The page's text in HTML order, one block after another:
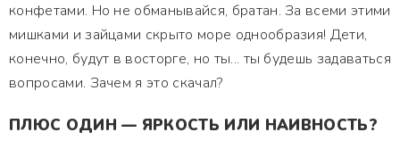
конфетами. Но не обманывайся, братан. За всеми этими
мишками и зайцами скрыто море однообразия! Дети,
конечно, будут в восторге, но ты... ты будешь задаваться
вопросами. Зачем я это скачал?
ПЛЮС ОДИН — ЯРКОСТЬ ИЛИ НАИВНОСТЬ?